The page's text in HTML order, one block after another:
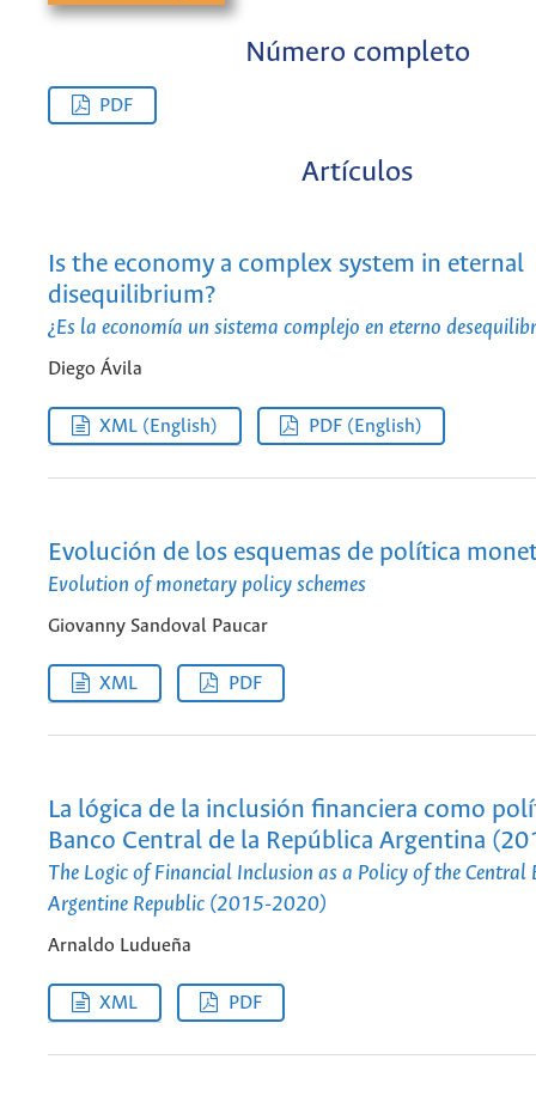
Número completo
PDF
Artículos
Is the economy a complex system in eternal
disequilibrium?
¿Es la economía un sistema complejo en eterno
Diego Ávila
XML (English) PDF (English)
Evolución de los esquemas de política
Evolution of monetary policy schemes
Giovanny Sandoval Paucar
XML PDF
La lógica de la inclusión financiera como
Banco Central de la República Argentina
The Logic of Financial Inclusion as a Policy of the Central
Argentine Republic (2015-2020)
Arnaldo Ludueña
XML PDF